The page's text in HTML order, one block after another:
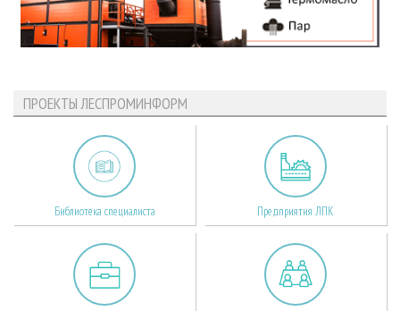
ПРОЕКТЫ ЛЕСПРОМИНФОРМ
Библиотека специалиста Предприятия ЛПК